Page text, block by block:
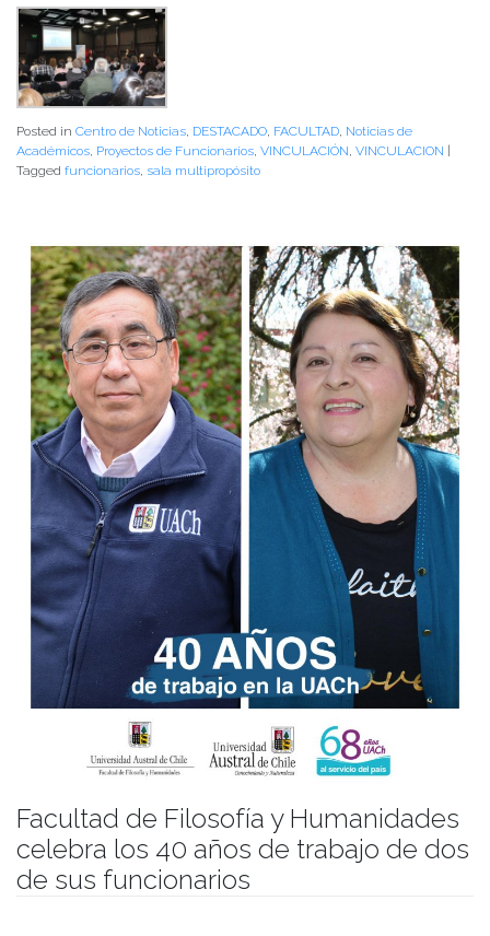
Posted in Centro de Noticias, DESTACADO, FACULTAD, Noticias de
Académicos, Proyectos de Funcionarios, VINCULACIÓN, VINCULACION
Tagged funcionarios, sala multipropósito
Facultad de Filosofía y Humanidades
celebra los 40 años de trabajo de dos
de sus funcionarios